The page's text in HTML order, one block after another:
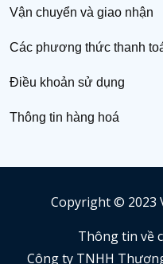
Vận chuyển và giao nhận
Các phương thức thanh
Điều khoản sử dụng
Thông tin hàng hoá
Copyright © 2023
Thông tin về
Công ty TNHH